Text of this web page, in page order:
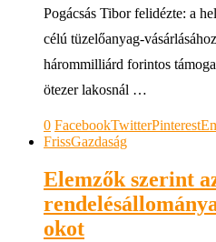
Pogácsás Tibor felidézte: a
célú tüzelőanyag-
hárommilliárd forintos
ötezer lakosnál …
0 FacebookTwitterPinterest
FrissGazdaság
Elemzők szerint
okot